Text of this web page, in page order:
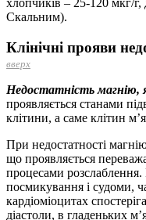
хлопчиків – 25-120 мкг/
Скальним).
Клінічні прояви
вверх
Недостатність магнію,
проявляється станами
клітини, а саме клітин
При недостатності
що проявляється
процесами розслаблення.
посмикування і судоми,
кардіоміоцитах
діастоли, в гладеньких